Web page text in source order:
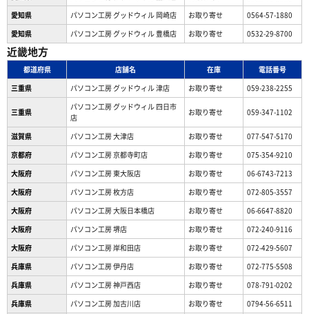
愛知県
パソコン工房 グッドウィル 岡崎店 お取り寄せ
0564-57-1880
愛知県
パソコン工房 グッドウィル 豊橋店 お取り寄せ 0532-29-8700
近畿地方
都道府県 店舗名 在庫
電話番号
三重県
パソコン工房 グッドウィル 津店 お取り寄せ 059-238-2255
三重県
パソコン工房 グッドウィル 四日市
店
お取り寄せ 059-347-1102
滋賀県 パソコン工房 大津店 お取り寄せ
077-547-5170
京都府
パソコン工房 京都寺町店 お取り寄せ
075-354-9210
大阪府
パソコン工房 東大阪店 お取り寄せ
06-6743-7213
大阪府
パソコン工房 枚方店 お取り寄せ
072-805-3557
大阪府
パソコン工房 大阪日本橋店 お取り寄せ
06-6647-8820
大阪府
パソコン工房 堺店 お取り寄せ
072-240-9116
大阪府
パソコン工房 岸和田店 お取り寄せ
072-429-5607
兵庫県
パソコン工房 伊丹店 お取り寄せ
072-775-5508
兵庫県
パソコン工房 神戸西店 お取り寄せ
078-791-0202
兵庫県
パソコン工房 加古川店 お取り寄せ
0794-56-6511